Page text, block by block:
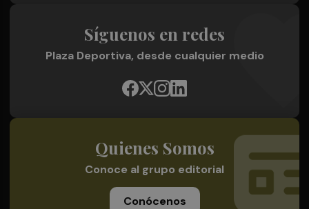
Síguenos en redes
Plaza Deportiva, desde cualquier medio
Quienes Somos
Conoce al grupo editorial
Conócenos